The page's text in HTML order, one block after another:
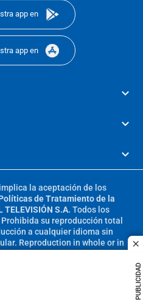
PUBLICIDAD
app en
app en
la aceptación de los
de Tratamiento de la
TELEVISIÓN S.A. Todos los
su reproducción total
a cualquier idioma sin
Reproduction in whole or in